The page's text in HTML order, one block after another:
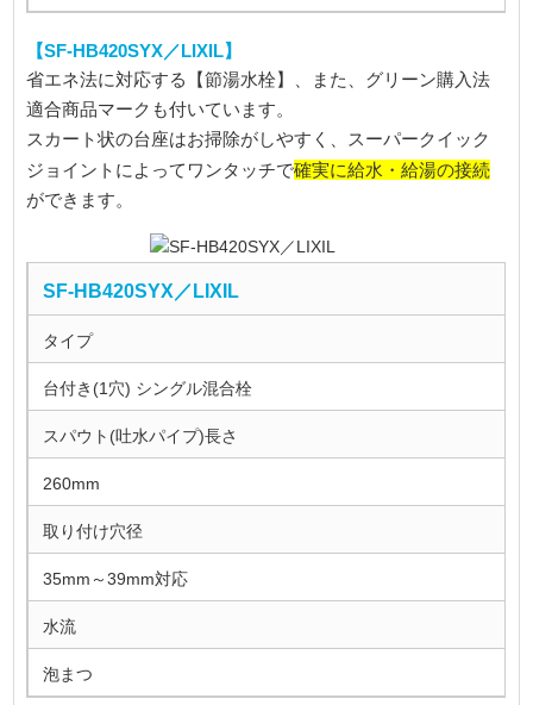
【SF-HB420SYX／LIXIL】
省エネ法に対応する【節湯水栓】、また、グリーン購入法
適合商品マークも付いています。
スカート状の台座はお掃除がしやすく、スーパークイック
ジョイントによってワンタッチで確実に給水・給湯の接続
ができます。
SF-HB420SYX／LIXIL
タイプ
台付き(1穴) シングル混合栓
スパウト(吐水パイプ)長さ
260mm
取り付け穴径
35mm～39mm対応
水流
泡まつ